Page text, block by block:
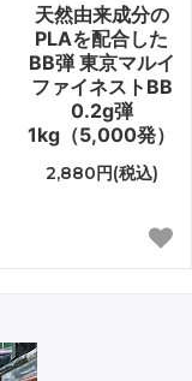
天然由来成分の
PLAを配合した
BB弾 東京マルイ
ファイネストBB
0.2g弾
1kg（5,000発）
2,880円(税込)